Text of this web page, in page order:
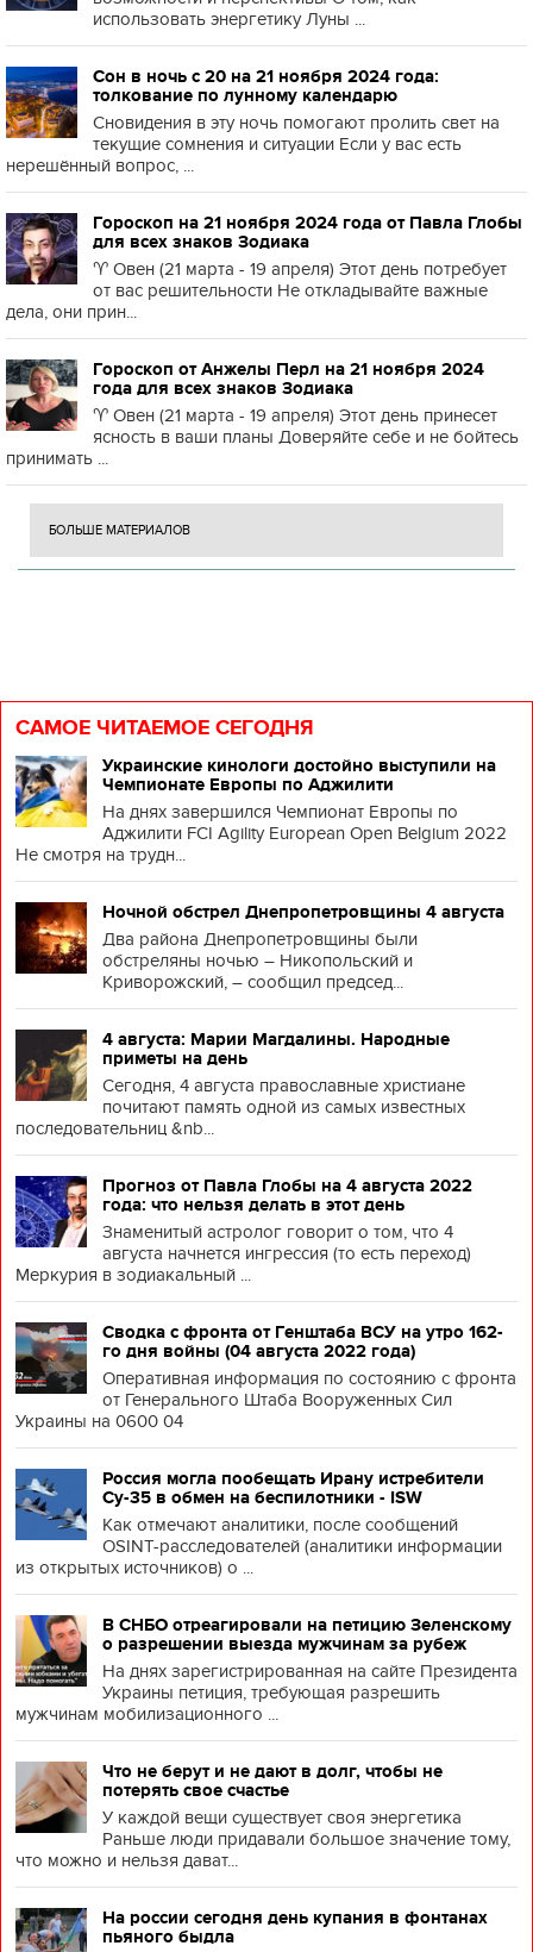
использовать энергетику Луны ...
Сон в ночь с 20 на 21 ноября 2024 года:
толкование по лунному календарю
Сновидения в эту ночь помогают пролить свет на
текущие сомнения и ситуации Если у вас есть
нерешённый вопрос, ...
Гороскоп на 21 ноября 2024 года от Павла Глобы
для всех знаков Зодиака
♈️ Овен (21 марта - 19 апреля) Этот день потребует
от вас решительности Не откладывайте важные
дела, они прин...
Гороскоп от Анжелы Перл на 21 ноября 2024
года для всех знаков Зодиака
♈️ Овен (21 марта - 19 апреля) Этот день принесет
ясность в ваши планы Доверяйте себе и не бойтесь
принимать ...
БОЛЬШЕ МАТЕРИАЛОВ
САМОЕ ЧИТАЕМОЕ СЕГОДНЯ
Украинские кинологи достойно выступили на
Чемпионате Европы по Аджилити
На днях завершился Чемпионат Европы по
Аджилити FCI Agility European Open Belgium 2022
Не смотря на трудн...
Ночной обстрел Днепропетровщины 4 августа
Два района Днепропетровщины были
обстреляны ночью – Никопольский и
Криворожский, – сообщил председ...
4 августа: Марии Магдалины. Народные
приметы на день
Сегодня, 4 августа православные христиане
почитают память одной из самых известных
последовательниц &nb...
Прогноз от Павла Глобы на 4 августа 2022
года: что нельзя делать в этот день
Знаменитый астролог говорит о том, что 4
августа начнется ингрессия (то есть переход)
Меркурия в зодиакальный ...
Сводка с фронта от Генштаба ВСУ на утро 162-
го дня войны (04 августа 2022 года)
Оперативная информация по состоянию с фронта
от Генерального Штаба Вооруженных Сил
Украины на 0600 04
Россия могла пообещать Ирану истребители
Су-35 в обмен на беспилотники - ISW
Как отмечают аналитики, после сообщений
OSINT-расследователей (аналитики информации
из открытых источников) о ...
В СНБО отреагировали на петицию Зеленскому
о разрешении выезда мужчинам за рубеж
На днях зарегистрированная на сайте Президента
Украины петиция, требующая разрешить
мужчинам мобилизационного ...
Что не берут и не дают в долг, чтобы не
потерять свое счастье
У каждой вещи существует своя энергетика
Раньше люди придавали большое значение тому,
что можно и нельзя дават...
На россии сегодня день купания в фонтанах
пьяного быдла